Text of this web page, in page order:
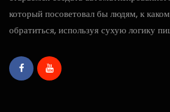
который посоветовал бы людям, к
обратиться, используя сухую логику